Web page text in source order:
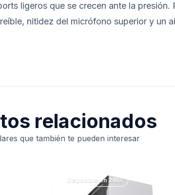
ligeros que se crecen ante la presión.
nitidez del micrófono superior y un
relacionados
que también te pueden interesar
Disponible en 24hs